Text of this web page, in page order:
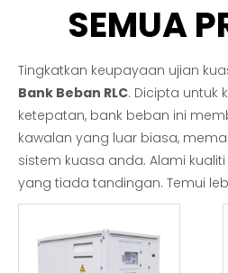
SEMUA
Tingkatkan keupayaan ujian
Bank Beban RLC. Dicipta untuk
ketepatan, bank beban ini
kawalan yang luar biasa,
sistem kuasa anda. Alami
yang tiada tandingan. Temui